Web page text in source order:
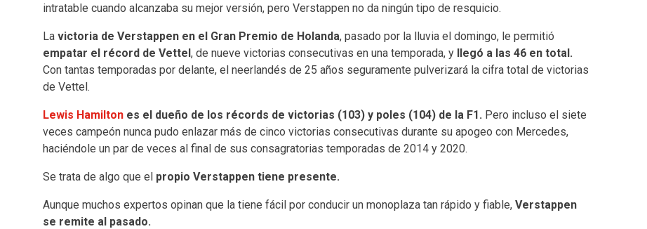
intratable cuando alcanzaba su mejor versión, pero Verstappen no da ningún tipo de resquicio.
La victoria de Verstappen en el Gran Premio de Holanda, pasado por la lluvia el domingo, le permitió
empatar el récord de Vettel, de nueve victorias consecutivas en una temporada, y llegó a las 46 en total.
Con tantas temporadas por delante, el neerlandés de 25 años seguramente pulverizará la cifra total de victorias
de Vettel.
Lewis Hamiltones el dueño de los récords de victorias (103) y poles (104) de la F1. Pero incluso el siete
veces campeón nunca pudo enlazar más de cinco victorias consecutivas durante su apogeo con Mercedes,
haciéndole un par de veces al final de sus consagratorias temporadas de 2014 y 2020.
Se trata de algo que el propio Verstappen tiene presente.
Aunque muchos expertos opinan que la tiene fácil por conducir un monoplaza tan rápido y fiable, Verstappen
se remite al pasado.